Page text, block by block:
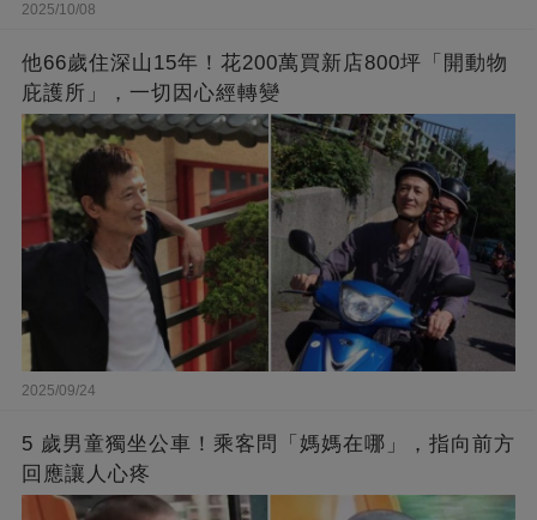
2025/10/08
他66歲住深山15年！花200萬買新店800坪「開動物
庇護所」，一切因心經轉變
2025/09/24
5 歲男童獨坐公車！乘客問「媽媽在哪」，指向前方
回應讓人心疼